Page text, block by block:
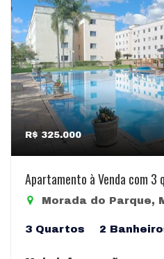
R$ 325.000
Apartamento à Venda com 3
Morada do Parque,
3 Quartos 2